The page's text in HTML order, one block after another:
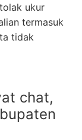
ukur
termasuk
tidak
chat,